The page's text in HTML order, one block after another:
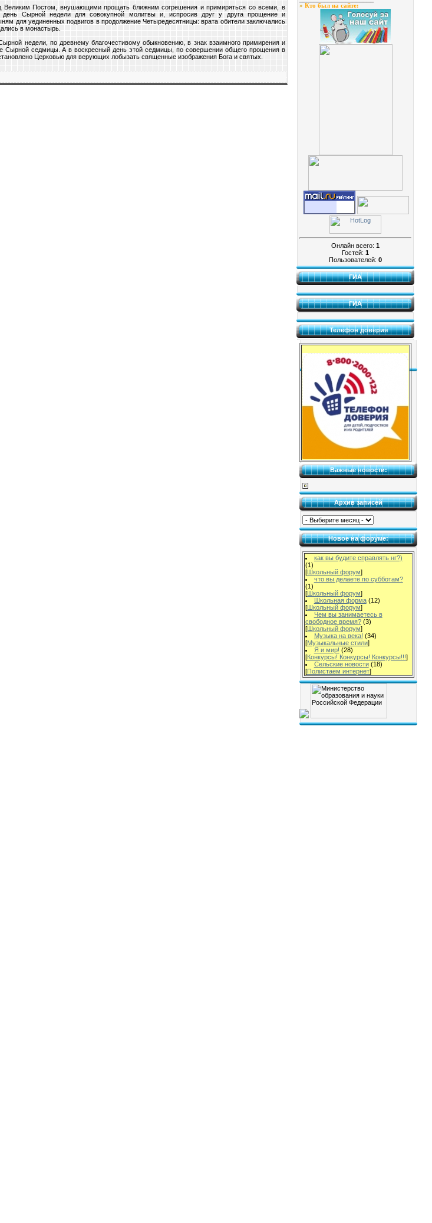
Великим Постом, внушающими прощать ближним согрешения и примиряться со всеми, в
день Сырной недели для совокупной молитвы и, испросив друг у друга прощение и
для уединенных подвигов в продолжение Четыредесятницы: врата обители заключались
в монастырь.
недели, по древнему благочестивому обыкновению, в знак взаимного примирения и
Сырной седмицы. А в воскресный день этой седмицы, по совершении общего прощения в
Церковью для верующих лобызать священные изображения Бога и святых.
» Кто был на сайте:
Онлайн всего: 1
Гостей: 1
Пользователей: 0
ГИА
ГИА
Телефон доверия
Важные новости:
Архив записей
Новое на форуме:
как вы будите справлять нг?)
(1)
[Школьный форум]
что вы делаете по субботам?
(1)
[Школьный форум]
Школьная форма (12)
[Школьный форум]
Чем вы занимаетесь в
свободное время? (3)
[Школьный форум]
Музыка на века! (34)
[Музыкальные стили]
Я и мир! (28)
[Конкурсы! Конкурсы! Конкурсы!!!]
Сельские новости (18)
[Полистаем интернет]